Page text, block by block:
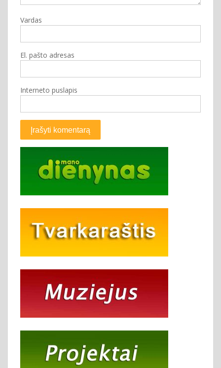
Vardas
El. pašto adresas
Interneto puslapis